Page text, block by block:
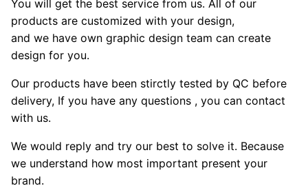
You will get the best service from us. All of our
products are customized with your design,
and we have own graphic design team can create
design for you.
Our products have been stirctly tested by QC before
delivery, If you have any questions , you can contact
with us.
We would reply and try our best to solve it. Because
we understand how most important present your
brand.